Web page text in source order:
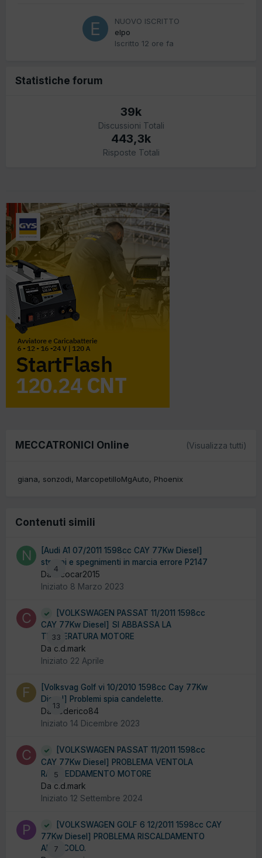
NUOVO ISCRITTO
elpo
Iscritto 12 ore fa
Statistiche forum
39k
Discussioni Totali
443,3k
Risposte Totali
MECCATRONICI Online (Visualizza tutti)
giana sonzodi MarcopetilloMgAuto Phoenix
Contenuti simili
4
[Audi A1 07/2011 1598cc CAY 77Kw Diesel]
strappi e spegnimenti in marcia errore P2147
Da nicocar2015
Iniziato 8 Marzo 2023
33
[VOLKSWAGEN PASSAT 11/2011 1598cc
CAY 77Kw Diesel] SI ABBASSA LA
TEMPERATURA MOTORE
Da c.d.mark
Iniziato 22 Aprile
13
[Volksvag Golf vi 10/2010 1598cc Cay 77Kw
Diesel] Problemi spia candelette.
Da Federico84
Iniziato 14 Dicembre 2023
5
[VOLKSWAGEN PASSAT 11/2011 1598cc
CAY 77Kw Diesel] PROBLEMA VENTOLA
RAFFREDDAMENTO MOTORE
Da c.d.mark
Iniziato 12 Settembre 2024
7
[VOLKSWAGEN GOLF 6 12/2011 1598cc CAY
77Kw Diesel] PROBLEMA RISCALDAMENTO
ABITACOLO.